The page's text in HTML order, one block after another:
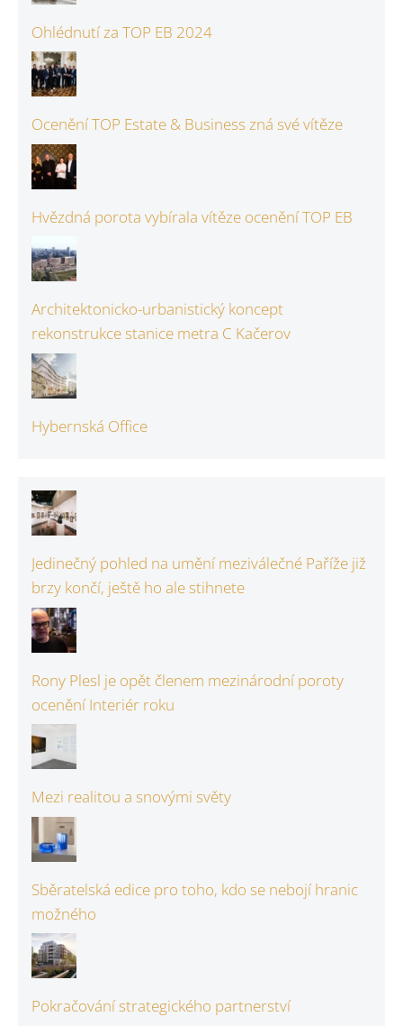
Ohlédnutí za TOP EB 2024
Ocenění TOP Estate & Business zná své vítěze
Hvězdná porota vybírala vítěze ocenění TOP EB
Architektonicko-urbanistický koncept
rekonstrukce stanice metra C Kačerov
Hybernská Office
Jedinečný pohled na umění meziválečné Paříže již
brzy končí, ještě ho ale stihnete
Rony Plesl je opět členem mezinárodní poroty
ocenění Interiér roku
Mezi realitou a snovými světy
Sběratelská edice pro toho, kdo se nebojí hranic
možného
Pokračování strategického partnerství